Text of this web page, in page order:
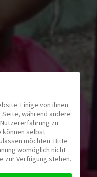
Einige von ihnen
während andere
zu
können selbst
möchten. Bitte
womöglich nicht
zur Verfügung stehen.